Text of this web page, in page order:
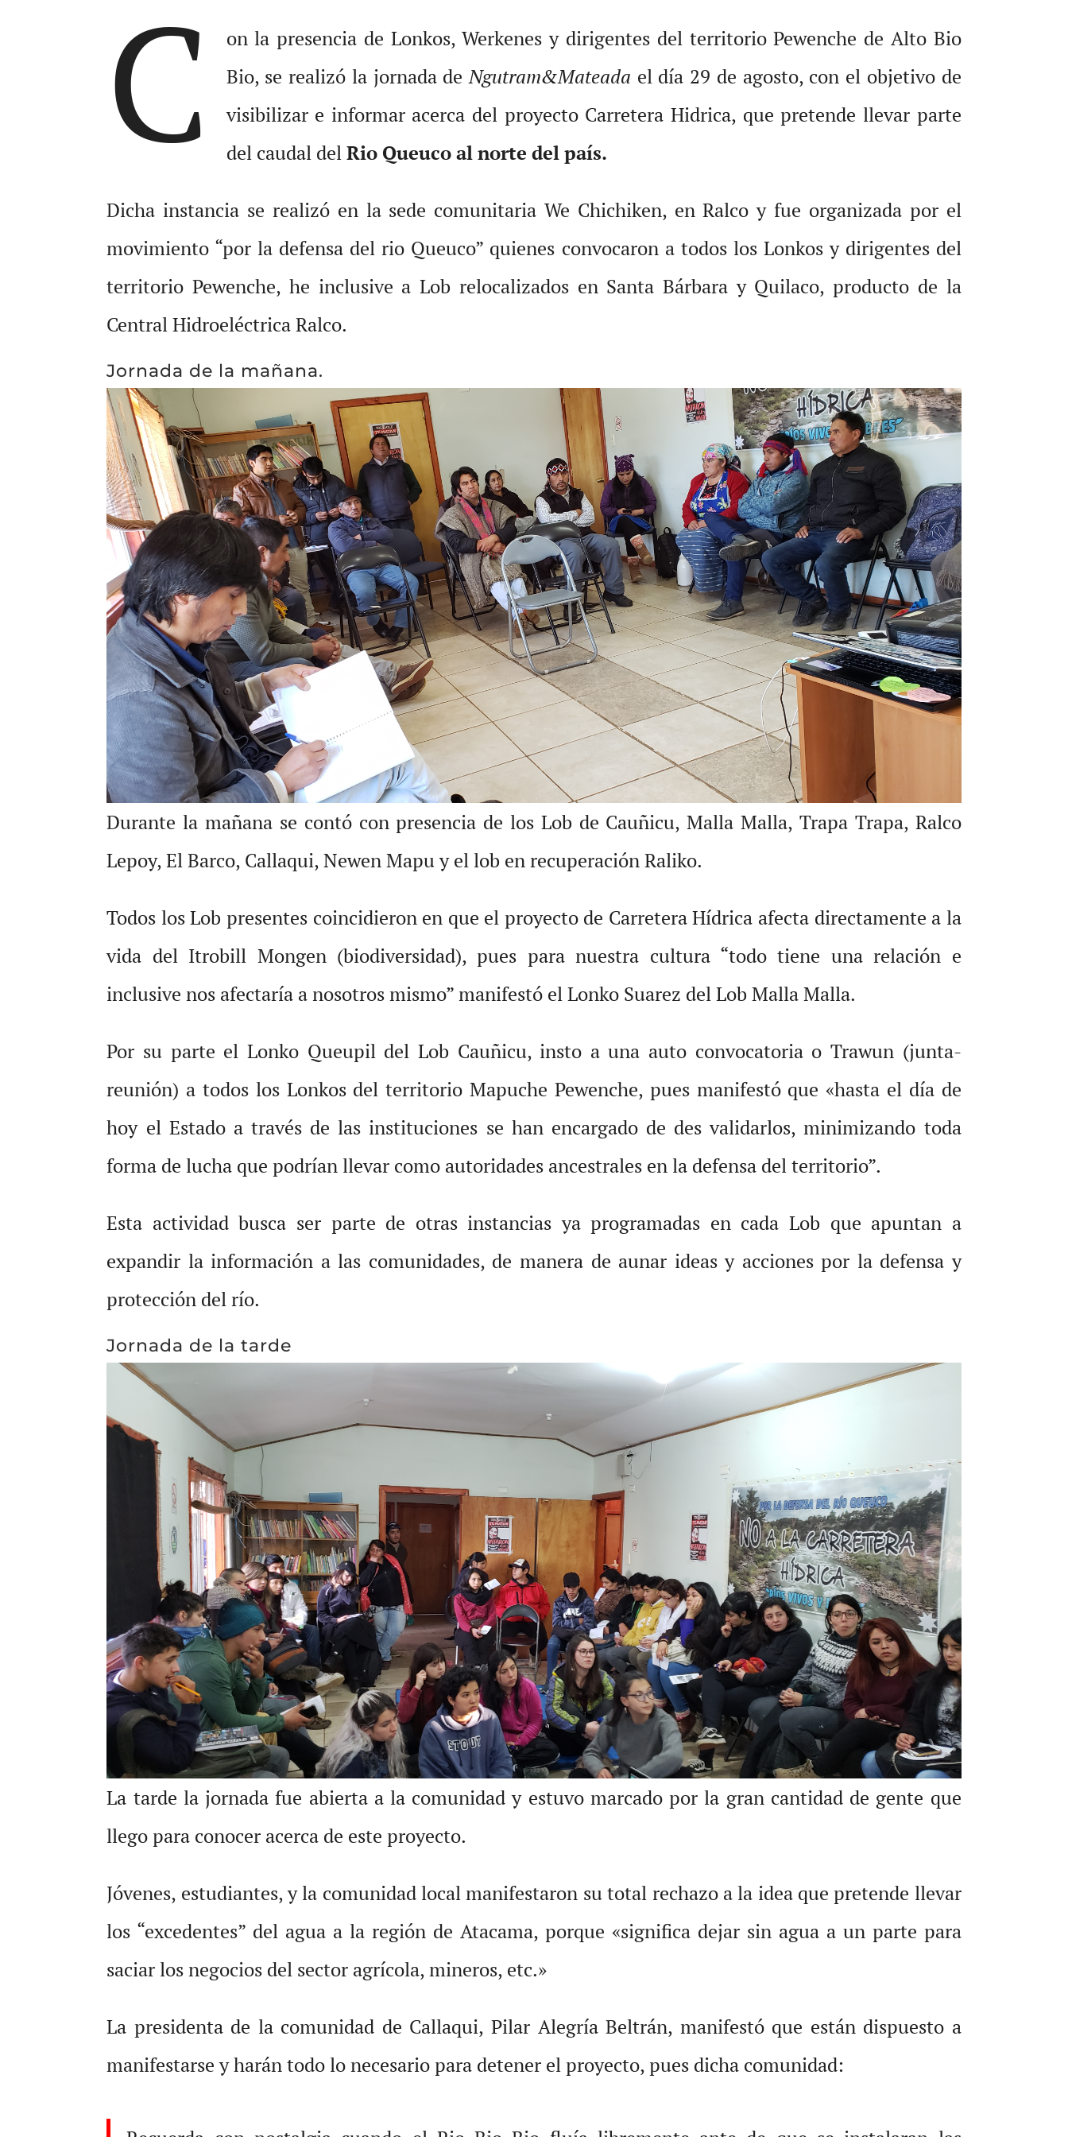
C
on la presencia de Lonkos, Werkenes y dirigentes del territorio Pewenche de Alto Bio
Bio, se realizó la jornada deNgutram&Mateada el día 29 de agosto, con el objetivo de
visibilizar e informar acerca del proyecto Carretera Hidrica, que pretende llevar parte
del caudal delRio Queuco al norte del país.
Dicha instancia se realizó en la sede comunitaria We Chichiken, en Ralco y fue organizada por el
movimiento “por la defensa del rio Queuco” quienes convocaron a todos los Lonkos y dirigentes del
territorio Pewenche, he inclusive a Lob relocalizados en Santa Bárbara y Quilaco, producto de la
Central Hidroeléctrica Ralco.
Jornada de la mañana.
Durante la mañana se contó con presencia de los Lob de Cauñicu, Malla Malla, Trapa Trapa, Ralco
Lepoy, El Barco, Callaqui, Newen Mapu y el lob en recuperación Raliko.
Todos los Lob presentes coincidieron en que el proyecto de Carretera Hídrica afecta directamente a la
vida del Itrobill Mongen (biodiversidad), pues para nuestra cultura “todo tiene una relación e
inclusive nos afectaría a nosotros mismo” manifestó el Lonko Suarez del Lob Malla Malla.
Por su parte el Lonko Queupil del Lob Cauñicu, insto a una auto convocatoria o Trawun (junta-
reunión) a todos los Lonkos del territorio Mapuche Pewenche, pues manifestó que «hasta el día de
hoy el Estado a través de las instituciones se han encargado de des validarlos, minimizando toda
forma de lucha que podrían llevar como autoridades ancestrales en la defensa del territorio”.
Esta actividad busca ser parte de otras instancias ya programadas en cada Lob que apuntan a
expandir la información a las comunidades, de manera de aunar ideas y acciones por la defensa y
protección del río.
Jornada de la tarde
La tarde la jornada fue abierta a la comunidad y estuvo marcado por la gran cantidad de gente que
llego para conocer acerca de este proyecto.
Jóvenes, estudiantes, y la comunidad local manifestaron su total rechazo a la idea que pretende llevar
los “excedentes” del agua a la región de Atacama, porque «significa dejar sin agua a un parte para
saciar los negocios del sector agrícola, mineros, etc.»
La presidenta de la comunidad de Callaqui, Pilar Alegría Beltrán, manifestó que están dispuesto a
manifestarse y harán todo lo necesario para detener el proyecto, pues dicha comunidad: